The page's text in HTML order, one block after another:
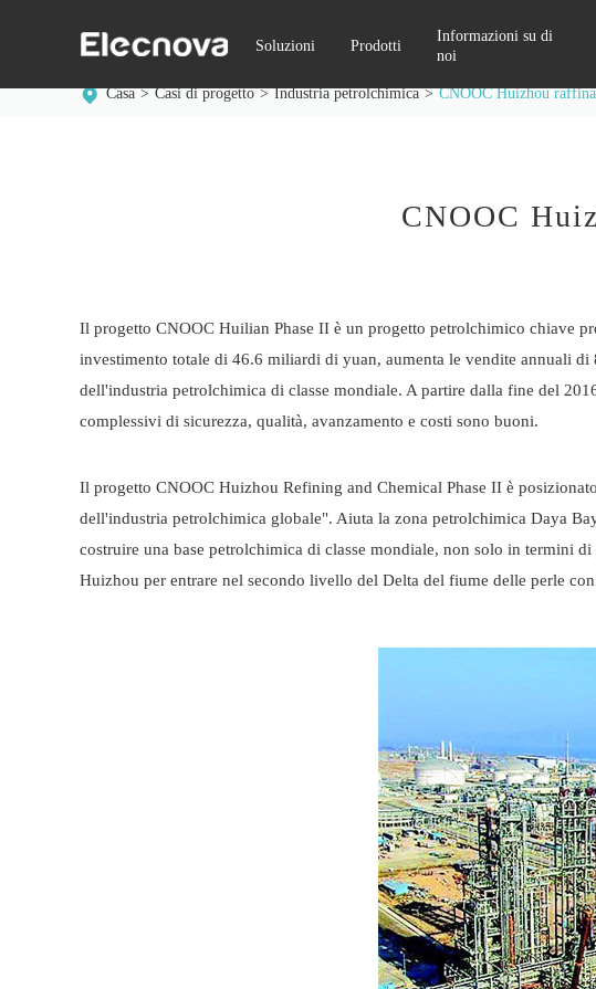
Soluzioni Prodotti
Informazioni su di
noi
Casa Casi di progetto Industria petrolchimica CNOOC Huizhou
CNOOC
Il progetto CNOOC Huilian Phase II è un progetto petrolchimico chiave
investimento totale di 46.6 miliardi di yuan, aumenta le vendite annuali
dell'industria petrolchimica di classe mondiale. A partire dalla fine del
complessivi di sicurezza, qualità, avanzamento e costi sono buoni.
Il progetto CNOOC Huizhou Refining and Chemical Phase II è
dell'industria petrolchimica globale". Aiuta la zona petrolchimica Daya
costruire una base petrolchimica di classe mondiale, non solo in termini
Huizhou per entrare nel secondo livello del Delta del fiume delle perle